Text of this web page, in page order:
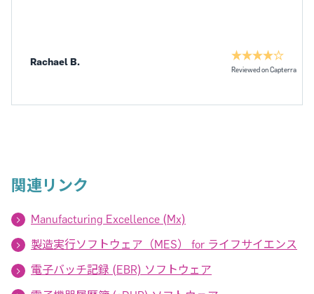
Rachael B.
Reviewed on Capterra
関連リンク
Manufacturing Excellence (Mx)
製造実行ソフトウェア（MES） for ライフサイエンス
電子バッチ記録 (EBR) ソフトウェア